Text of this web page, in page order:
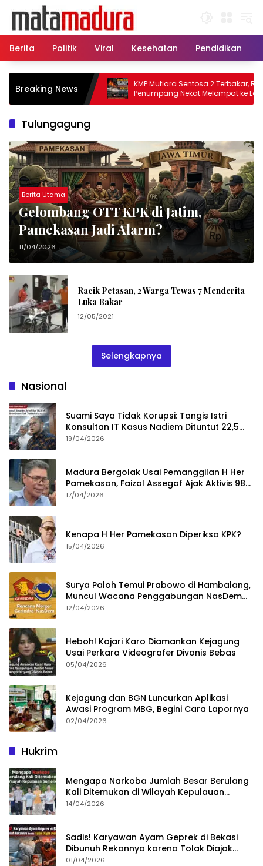
konten
Berita
Politik Viral Kesehatan Pendidikan
Breaking News
11 Kapal Sisir
Korban KMP
KMP Mutiara Sentosa 2 Terbakar, Ratusan
Penumpang Nekat Melompat ke Laut
Tulungagung
Berita Utama
Gelombang OTT KPK di Jatim,
Pamekasan Jadi Alarm?
11/04/2026
Racik Petasan, 2 Warga Tewas 7 Menderita
Luka Bakar
12/05/2021
Selengkapnya
Nasional
Suami Saya Tidak Korupsi: Tangis Istri
Konsultan IT Kasus Nadiem Dituntut 22,5
Tahun
19/04/2026
Madura Bergolak Usai Pemanggilan H Her
Pamekasan, Faizal Assegaf Ajak Aktivis 98
Bongkar Permainan KPK
17/04/2026
Kenapa H Her Pamekasan Diperiksa KPK?
15/04/2026
Surya Paloh Temui Prabowo di Hambalang,
Muncul Wacana Penggabungan NasDem
dan Gerindra
12/04/2026
Heboh! Kajari Karo Diamankan Kejagung
Usai Perkara Videografer Divonis Bebas
05/04/2026
Kejagung dan BGN Luncurkan Aplikasi
Awasi Program MBG, Begini Cara Lapornya
02/04/2026
Hukrim
Mengapa Narkoba Jumlah Besar Berulang
Kali Ditemukan di Wilayah Kepulauan
Sumenep?
14/04/2026
Sadis! Karyawan Ayam Geprek di Bekasi
Dibunuh Rekannya karena Tolak Diajak
Merampok Majikan
01/04/2026